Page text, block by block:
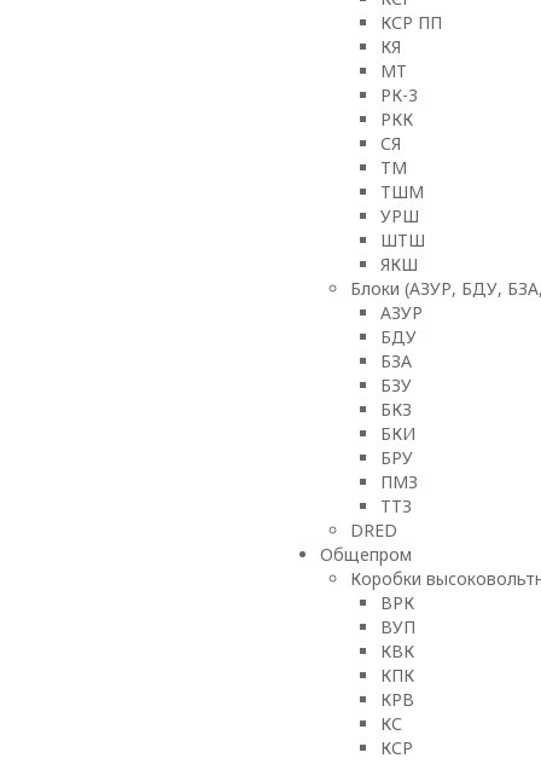
КСР ПП
КЯ
МТ
РК-3
РКК
СЯ
ТМ
ТШМ
УРШ
ШТШ
ЯКШ
Блоки (АЗУР, БДУ,
АЗУР
БДУ
БЗА
БЗУ
БКЗ
БКИ
БРУ
ПМЗ
ТТЗ
DRED
Общепром
Коробки
ВРК
ВУП
КВК
КПК
КРВ
КС
КСР